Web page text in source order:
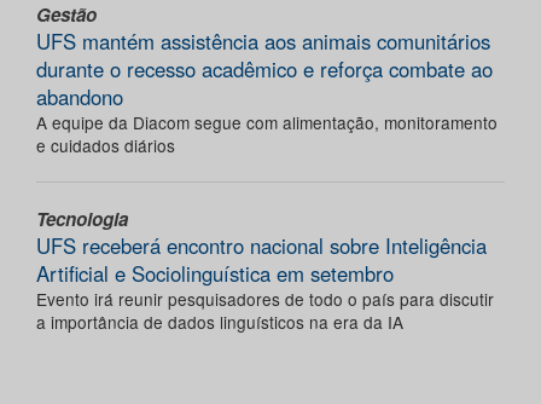
Gestão
UFS mantém assistência aos animais comunitários
durante o recesso acadêmico e reforça combate ao
abandono
A equipe da Diacom segue com alimentação, monitoramento
e cuidados diários
Tecnologia
UFS receberá encontro nacional sobre Inteligência
Artificial e Sociolinguística em setembro
Evento irá reunir pesquisadores de todo o país para discutir
a importância de dados linguísticos na era da IA